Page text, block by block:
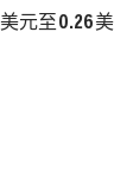
美元至 0.26 美